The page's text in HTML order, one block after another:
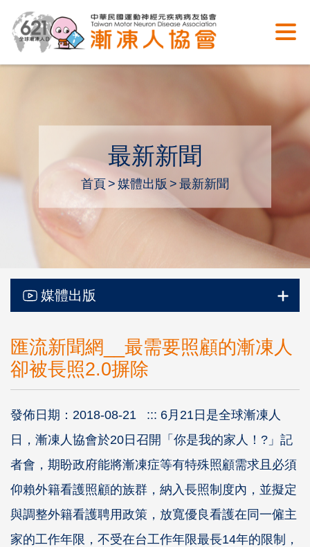
最新新聞
首頁 媒體出版 最新新聞
媒體出版
匯流新聞網__最需要照顧的漸凍人
卻被長照2.0摒除
發佈日期：2018-08-21 ::: 6月21日是全球漸凍人
日，漸凍人協會於20日召開「你是我的家人！?」記
者會，期盼政府能將漸凍症等有特殊照顧需求且必須
仰賴外籍看護照顧的族群，納入長照制度內，並擬定
與調整外籍看護聘用政策，放寬優良看護在同一僱主
家的工作年限，不受在台工作年限最長14年的限制，